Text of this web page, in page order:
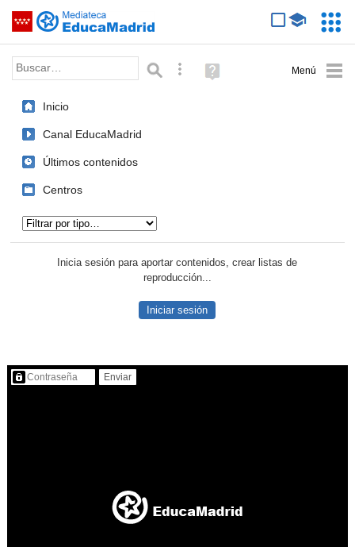
Saltar navegación
Palabra o frase: Búsqueda avanzada
Ayuda
(en
Inicio
Canal EducaMadrid
Últimos contenidos
Centros
Inicia sesión para aportar contenidos, crear listas de
reproducción...
Iniciar sesión
Contenido protegido…